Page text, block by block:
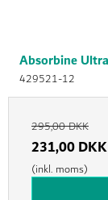
Absorbine
429521-12
295,00 DKK
231,00 DKK
(inkl. moms)